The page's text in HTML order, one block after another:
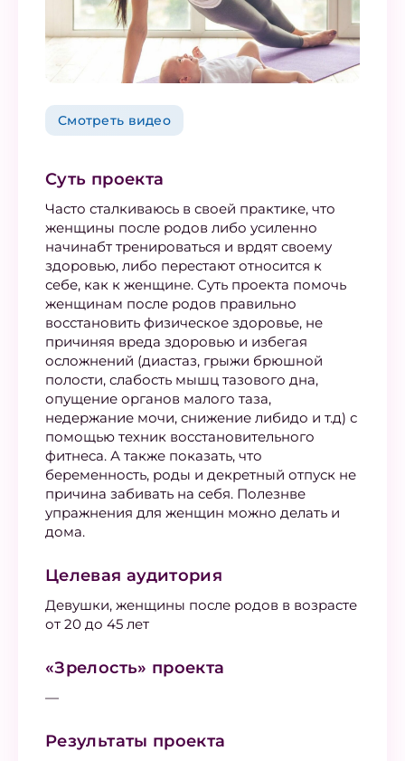
Смотреть видео
Суть проекта
Часто сталкиваюсь в своей практике, что
женщины после родов либо усиленно
начинабт тренироваться и врдят своему
здоровью, либо перестают относится к
себе, как к женщине. Суть проекта помочь
женщинам после родов правильно
восстановить физическое здоровье, не
причиняя вреда здоровью и избегая
осложнений (диастаз, грыжи брюшной
полости, слабость мышц тазового дна,
опущение органов малого таза,
недержание мочи, снижение либидо и т.д) с
помощью техник восстановительного
фитнеса. А также показать, что
беременность, роды и декретный отпуск не
причина забивать на себя. Полезнве
упражнения для женщин можно делать и
дома.
Целевая аудитория
Девушки, женщины после родов в возрасте
от 20 до 45 лет
«Зрелость» проекта
—
Результаты проекта